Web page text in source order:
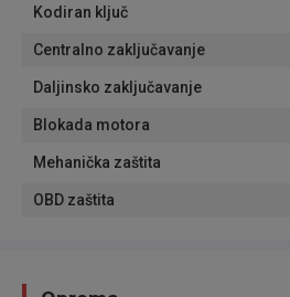
Kodiran ključ
Centralno zaključavanje
Daljinsko zaključavanje
Blokada motora
Mehanička zaštita
OBD zaštita